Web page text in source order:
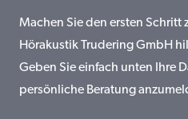
Machen Sie den ersten Schritt
Hörakustik Trudering GmbH
Geben Sie einfach unten Ihre
persönliche Beratung